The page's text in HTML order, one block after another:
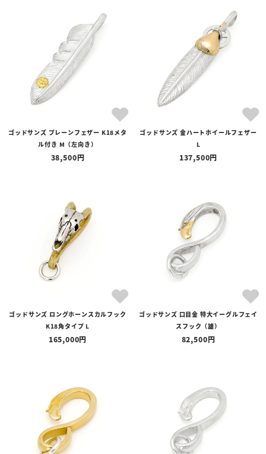
ゴッドサンズ プレーンフェザー K18メタ
ル付き M（左向き）
38,500
ゴッドサンズ 金ハートホイールフェザー
L
137,500
ゴッドサンズ ロングホーンスカルフック
K18角タイプ L
165,000
ゴッドサンズ 口目金 特大イーグルフェイ
スフック（雄）
82,500